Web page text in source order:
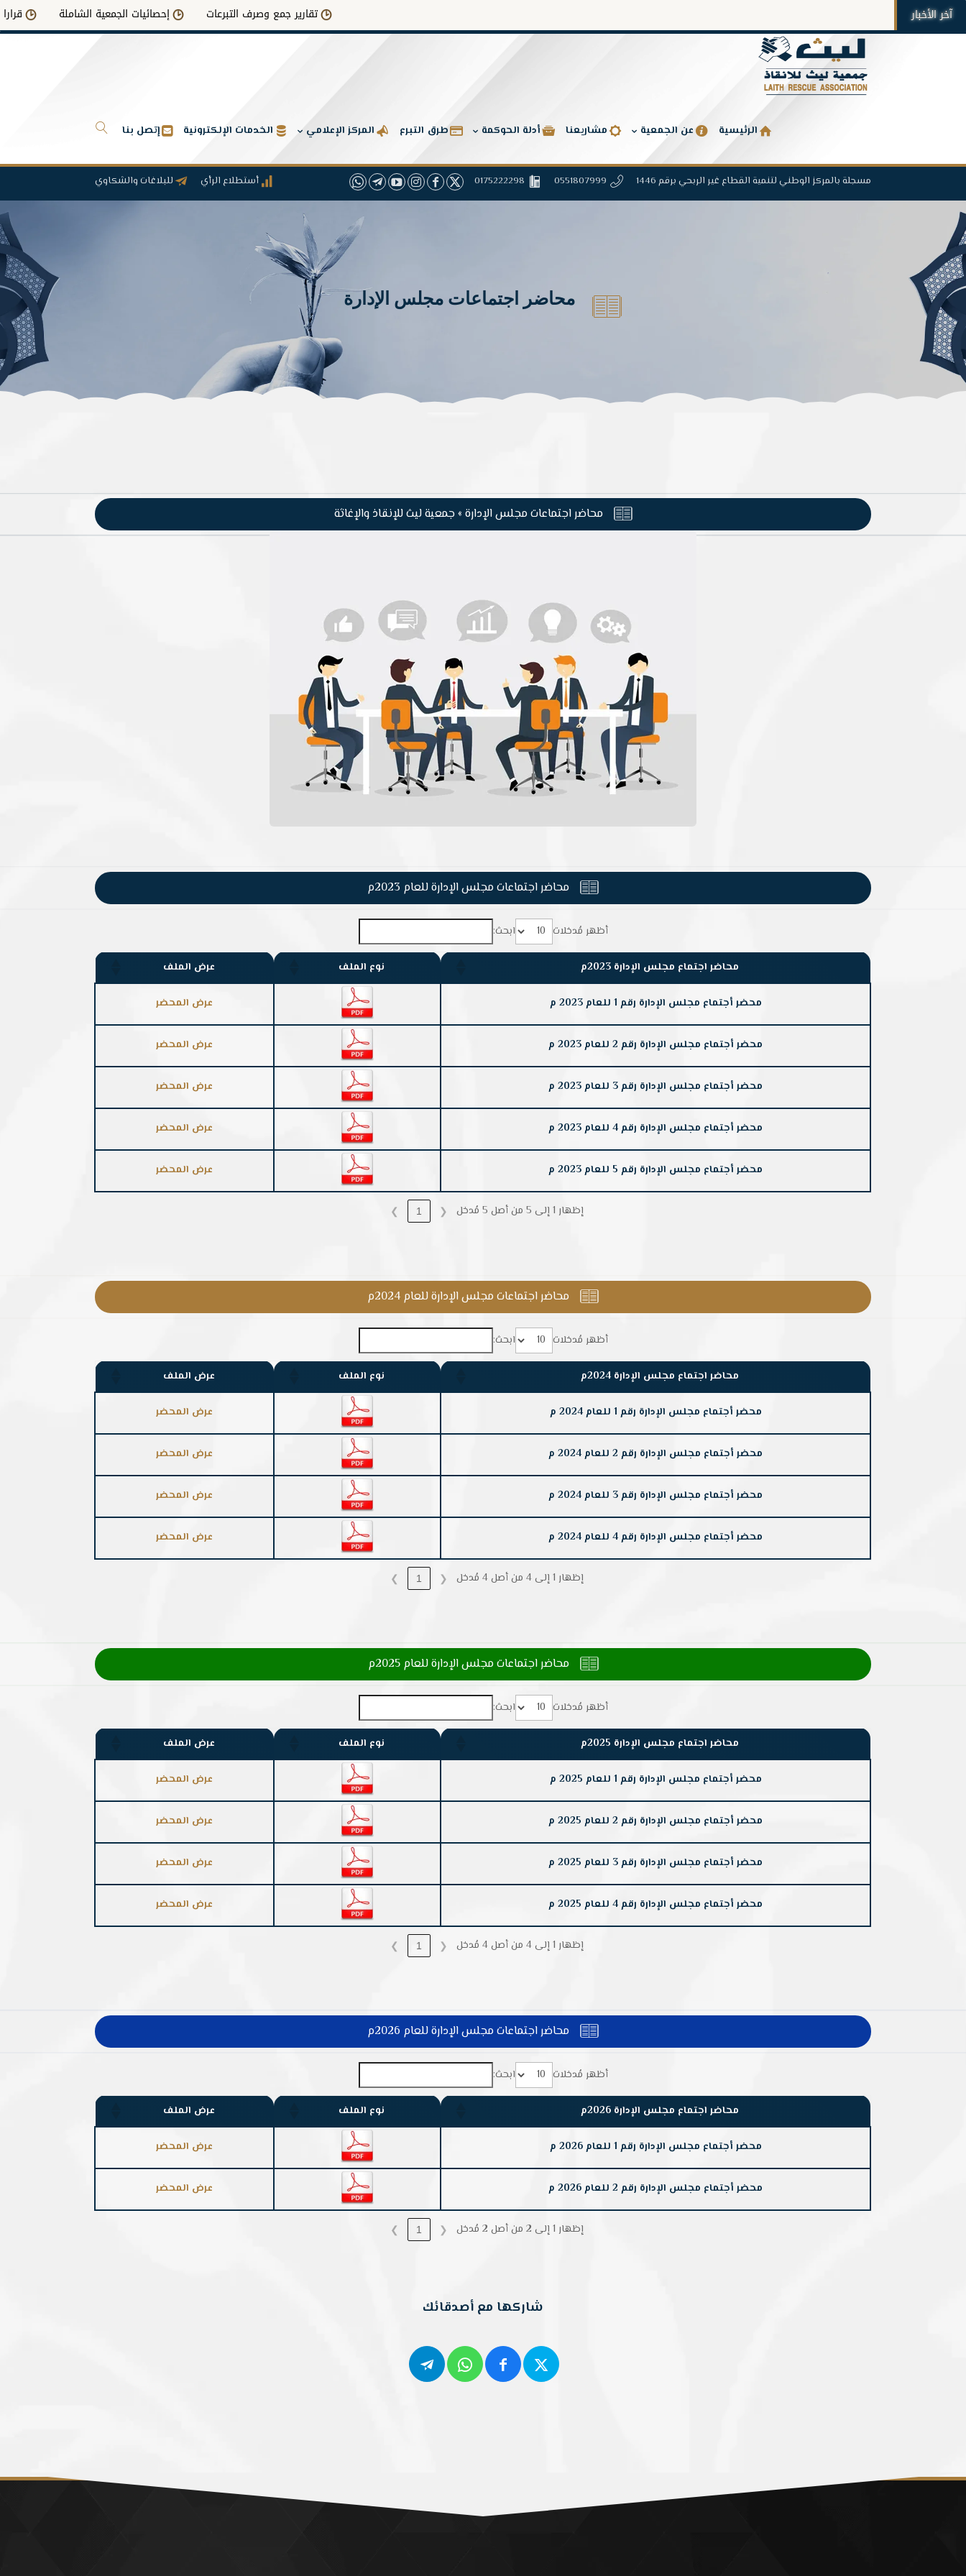
آخر الأخبار تقارير جمع وصرف التبرعات إحصائيات الجمعية الشاملة قرارات التكليف
الرئيسية عن الجمعية مشاريعنا أدلة الحوكمة طرق التبرع المركز الإعلامي الخدمات الإلكترونية إتصل بنا
مسجلة بالمركز الوطني لتنمية القطاع غير الربحي برقم 1446 0551807999
0175222298 أستطلاع الرأي للبلاغات والشكاوي
 محاضر اجتماعات مجلس الإدارة
 محاضر اجتماعات مجلس الإدارة » جمعية ليث للإنقاذ والإغاثة
 محاضر اجتماعات مجلس الإدارة للعام 2023م
أظهر مُدخلات ابحث:
محاضر اجتماع مجلس الإدارة 2023م نوع الملف عرض الملف
محضر أجتماع مجلس الإدارة رقم 1 للعام 2023 م عرض المحضر
محضر أجتماع مجلس الإدارة رقم 2 للعام 2023 م عرض المحضر
محضر أجتماع مجلس الإدارة رقم 3 للعام 2023 م عرض المحضر
محضر أجتماع مجلس الإدارة رقم 4 للعام 2023 م عرض المحضر
محضر أجتماع مجلس الإدارة رقم 5 للعام 2023 م عرض المحضر
إظهار 1 إلى 5 من أصل 5 مُدخل ❮
1
❯
 محاضر اجتماعات مجلس الإدارة للعام 2024م
أظهر مُدخلات ابحث:
محاضر اجتماع مجلس الإدارة 2024م نوع الملف عرض الملف
محضر أجتماع مجلس الإدارة رقم 1 للعام 2024 م عرض المحضر
محضر أجتماع مجلس الإدارة رقم 2 للعام 2024 م عرض المحضر
محضر أجتماع مجلس الإدارة رقم 3 للعام 2024 م عرض المحضر
محضر أجتماع مجلس الإدارة رقم 4 للعام 2024 م عرض المحضر
إظهار 1 إلى 4 من أصل 4 مُدخل ❮
1
❯
 محاضر اجتماعات مجلس الإدارة للعام 2025م
أظهر مُدخلات ابحث:
محاضر اجتماع مجلس الإدارة 2025م نوع الملف عرض الملف
محضر أجتماع مجلس الإدارة رقم 1 للعام 2025 م عرض المحضر
محضر أجتماع مجلس الإدارة رقم 2 للعام 2025 م عرض المحضر
محضر أجتماع مجلس الإدارة رقم 3 للعام 2025 م عرض المحضر
محضر أجتماع مجلس الإدارة رقم 4 للعام 2025 م عرض المحضر
إظهار 1 إلى 4 من أصل 4 مُدخل ❮
1
❯
 محاضر اجتماعات مجلس الإدارة للعام 2026م
أظهر مُدخلات ابحث:
محاضر اجتماع مجلس الإدارة 2026م نوع الملف عرض الملف
محضر أجتماع مجلس الإدارة رقم 1 للعام 2026 م عرض المحضر
محضر أجتماع مجلس الإدارة رقم 2 للعام 2026 م عرض المحضر
إظهار 1 إلى 2 من أصل 2 مُدخل ❮
1
❯
شاركها مع أصدقائك